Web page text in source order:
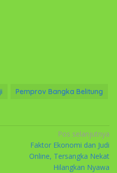
Pemprov Bangka Belitung
Pos selanjutnya
Faktor Ekonomi dan Judi
Online, Tersangka Nekat
Hilangkan Nyawa